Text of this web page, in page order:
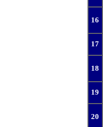
16
17
18
19
20